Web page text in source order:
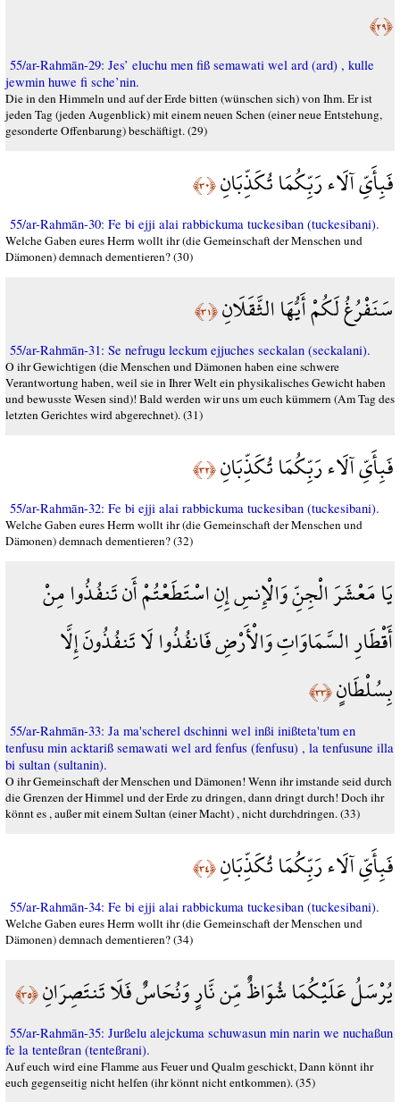
﴿٢٩﴾
55/ar-Rahmān-29: Jes’ eluchu men fiß semawati wel ard (ard) , kulle
jewmin huwe fi sche’nin.
Die in den Himmeln und auf der Erde bitten (wünschen sich) von Ihm. Er ist
jeden Tag (jeden Augenblick) mit einem neuen Schen (einer neue Entstehung,
gesonderte Offenbarung) beschäftigt. (29)
فَبِأَيِّ آلَاء رَبِّكُمَا تُكَذِّبَانِ﴿٣٠﴾
55/ar-Rahmān-30: Fe bi ejji alai rabbickuma tuckesiban (tuckesibani).
Welche Gaben eures Herrn wollt ihr (die Gemeinschaft der Menschen und
Dämonen) demnach dementieren? (30)
سَنَفْرُغُ لَكُمْ أَيُّهَا الثَّقَلَانِ﴿٣١﴾
55/ar-Rahmān-31: Se nefrugu leckum ejjuches seckalan (seckalani).
O ihr Gewichtigen (die Menschen und Dämonen haben eine schwere
Verantwortung haben, weil sie in Ihrer Welt ein physikalisches Gewicht haben
und bewusste Wesen sind)! Bald werden wir uns um euch kümmern (Am Tag des
letzten Gerichtes wird abgerechnet). (31)
فَبِأَيِّ آلَاء رَبِّكُمَا تُكَذِّبَانِ﴿٣٢﴾
55/ar-Rahmān-32: Fe bi ejji alai rabbickuma tuckesiban (tuckesibani).
Welche Gaben eures Herrn wollt ihr (die Gemeinschaft der Menschen und
Dämonen) demnach dementieren? (32)
يَا مَعْشَرَ الْجِنِّ وَالْإِنسِ إِنِ اسْتَطَعْتُمْ أَن تَنفُذُوا مِنْ
أَقْطَارِ السَّمَاوَاتِ وَالْأَرْضِ فَانفُذُوا لَا تَنفُذُونَ إِلَّا
بِسُلْطَانٍ﴿٣٣﴾
55/ar-Rahmān-33: Ja ma'scherel dschinni wel inßi inißteta'tum en
tenfusu min acktariß semawati wel ard fenfus (fenfusu) , la tenfusune illa
bi sultan (sultanin).
O ihr Gemeinschaft der Menschen und Dämonen! Wenn ihr imstande seid durch
die Grenzen der Himmel und der Erde zu dringen, dann dringt durch! Doch ihr
könnt es , außer mit einem Sultan (einer Macht) , nicht durchdringen. (33)
فَبِأَيِّ آلَاء رَبِّكُمَا تُكَذِّبَانِ﴿٣٤﴾
55/ar-Rahmān-34: Fe bi ejji alai rabbickuma tuckesiban (tuckesibani).
Welche Gaben eures Herrn wollt ihr (die Gemeinschaft der Menschen und
Dämonen) demnach dementieren? (34)
يُرْسَلُ عَلَيْكُمَا شُوَاظٌ مِّن نَّارٍ وَنُحَاسٌ فَلَا تَنتَصِرَانِ﴿٣٥﴾
55/ar-Rahmān-35: Jurßelu alejckuma schuwasun min narin we nuchaßun
fe la tenteßran (tenteßrani).
Auf euch wird eine Flamme aus Feuer und Qualm geschickt, Dann könnt ihr
euch gegenseitig nicht helfen (ihr könnt nicht entkommen). (35)